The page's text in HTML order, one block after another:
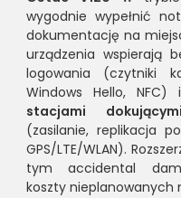
wygodnie wypełnić
dokumentację na
urządzenia wspierają
logowania (czytniki
Windows Hello, NFC)
stacjami dokującymi
(zasilanie, replikacja
GPS/LTE/WLAN).
tym accidental
koszty nieplanowanych